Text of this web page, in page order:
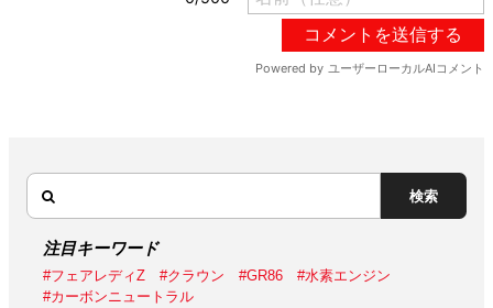
検索
注目キーワード
#フェアレディZ #クラウン #GR86
#水素エンジン
#カーボンニュートラル